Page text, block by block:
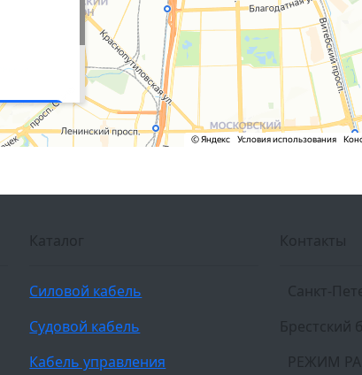
Каталог
Силовой кабель
Судовой кабель
Кабель управления
Контакты
Санкт-
Брестский
РЕЖИМ